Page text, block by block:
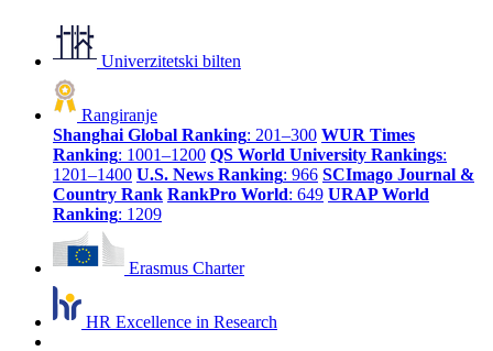
Univerzitetski bilten
Rangiranje
Shanghai Global Ranking: 201–300 WUR Times
Ranking: 1001–1200 QS World University Rankings:
1201–1400 U.S. News Ranking: 966 SCImago Journal &
Country Rank RankPro World: 649 URAP World
Ranking: 1209
Erasmus Charter
HR Excellence in Research